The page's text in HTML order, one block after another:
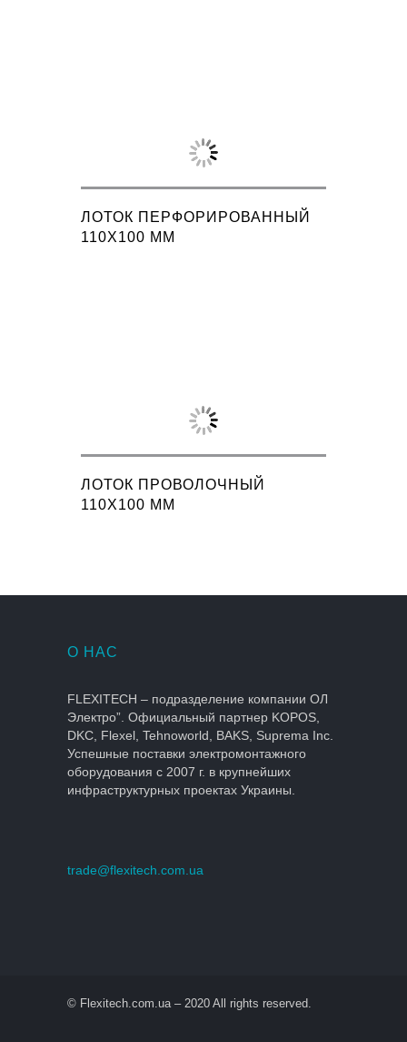
ЛОТОК ПЕРФОРИРОВАННЫЙ
110X100 ММ
ЛОТОК ПРОВОЛОЧНЫЙ
110X100 ММ
О НАС
FLEXITECH – подразделение компании ОЛ
Электро”. Официальный партнер KOPOS,
DKC, Flexel, Tehnoworld, BAKS, Suprema Inc.
Успешные поставки электромонтажного
оборудования с 2007 г. в крупнейших
инфраструктурных проектах Украины.
trade@flexitech.com.ua
© Flexitech.com.ua – 2020 All rights reserved.